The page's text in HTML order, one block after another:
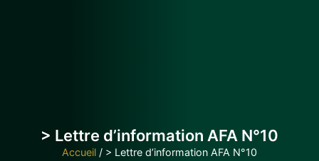
> Lettre d’information AFA N°10
Accueil / > Lettre d’information AFA N°10